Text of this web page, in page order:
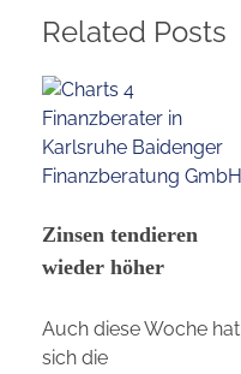
Related Posts
Zinsen tendieren
wieder höher
Auch diese Woche hat
sich die